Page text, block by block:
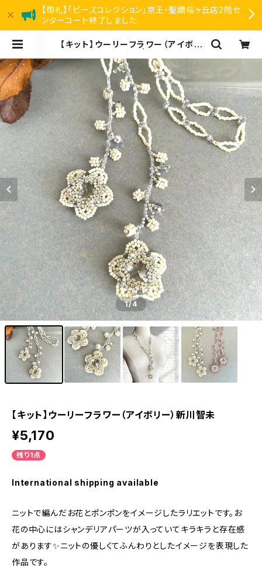
【御礼】「ビーズコレクション」京王・聖蹟桜ヶ丘店2階セ
ンターコート終了しました
【キット】ウーリーフラワー（アイボリ
1/4
【キット】ウーリーフラワー（アイボリー）新川智未
¥5,170
残り1点
International shipping available
ニットで編んだお花とポンポンをイメージしたラリエットです。お
花の中心にはシャンデリアパーツが入っていてキラキラと存在感
があります✨ニットの優しくてふんわりとしたイメージを表現した
作品です。